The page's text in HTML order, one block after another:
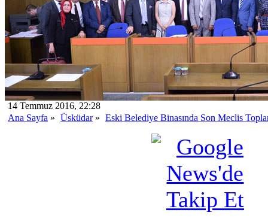
14 Temmuz 2016, 22:28
Ana Sayfa » Üsküdar» Eski Belediye Binasında Son Meclis